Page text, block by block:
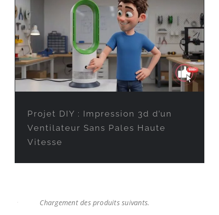
Projet DIY : Impression 3d d’un
Ventilateur Sans Pales Haute
Vitesse